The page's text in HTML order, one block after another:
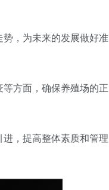
，为未来的发展做好准
方面，确保养殖场的正
，提高整体素质和管理